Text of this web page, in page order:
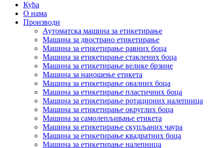
Кућа
О нама
Производи
Аутоматска машина за етикетирање
Машина за двострано етикетирање
Машина за етикетирање равних боца
Машина за етикетирање стаклених боца
Машина за етикетирање велике брзине
Машина за наношење етикета
Машина за етикетирање овалних боца
Машина за етикетирање пластичних боца
Машина за етикетирање ротационих налепница
Машина за етикетирање округлих боца
Машина за самолепљивање етикета
Машина за етикетирање скупљаних чаура
Машина за етикетирање квадратних боца
Машина за етикетирање налепница